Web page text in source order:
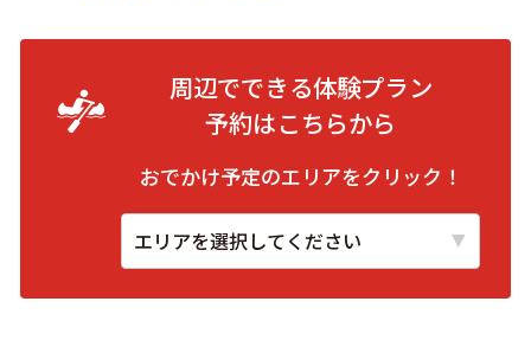
周辺でできる体験プラン
予約はこちらから
おでかけ予定のエリアをクリック！